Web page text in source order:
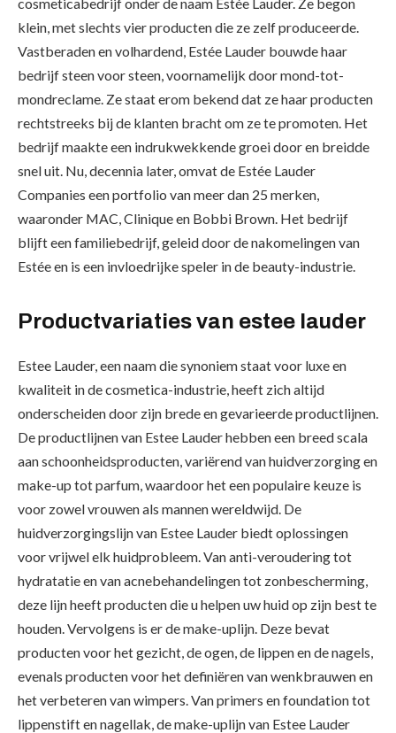
klein, met slechts vier producten die ze zelf produceerde.
Vastberaden en volhardend, Estée Lauder bouwde haar
bedrijf steen voor steen, voornamelijk door mond-tot-
mondreclame. Ze staat erom bekend dat ze haar producten
rechtstreeks bij de klanten bracht om ze te promoten. Het
bedrijf maakte een indrukwekkende groei door en breidde
snel uit. Nu, decennia later, omvat de Estée Lauder
Companies een portfolio van meer dan 25 merken,
waaronder MAC, Clinique en Bobbi Brown. Het bedrijf
blijft een familiebedrijf, geleid door de nakomelingen van
Estée en is een invloedrijke speler in de beauty-industrie.
Productvariaties van estee lauder
Estee Lauder, een naam die synoniem staat voor luxe en
kwaliteit in de cosmetica-industrie, heeft zich altijd
onderscheiden door zijn brede en gevarieerde productlijnen.
De productlijnen van Estee Lauder hebben een breed scala
aan schoonheidsproducten, variërend van huidverzorging en
make-up tot parfum, waardoor het een populaire keuze is
voor zowel vrouwen als mannen wereldwijd. De
huidverzorgingslijn van Estee Lauder biedt oplossingen
voor vrijwel elk huidprobleem. Van anti-veroudering tot
hydratatie en van acnebehandelingen tot zonbescherming,
deze lijn heeft producten die u helpen uw huid op zijn best te
houden. Vervolgens is er de make-uplijn. Deze bevat
producten voor het gezicht, de ogen, de lippen en de nagels,
evenals producten voor het definiëren van wenkbrauwen en
het verbeteren van wimpers. Van primers en foundation tot
lippenstift en nagellak, de make-uplijn van Estee Lauder